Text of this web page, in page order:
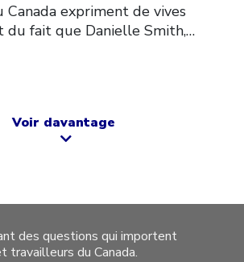
Canada expriment de vives
du fait que Danielle Smith,…
Voir davantage
des questions qui importent
travailleurs du Canada.